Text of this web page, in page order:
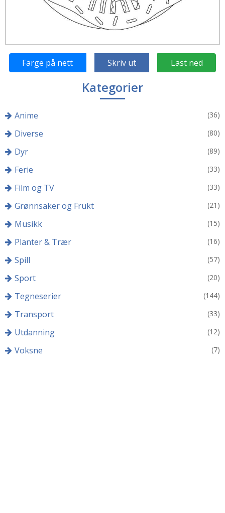
Farge på nett Skriv ut Last ned
Kategorier
Anime (36)
Diverse (80)
Dyr (89)
Ferie (33)
Film og TV (33)
Grønnsaker og Frukt (21)
Musikk (15)
Planter & Trær (16)
Spill (57)
Sport (20)
Tegneserier (144)
Transport (33)
Utdanning (12)
Voksne (7)